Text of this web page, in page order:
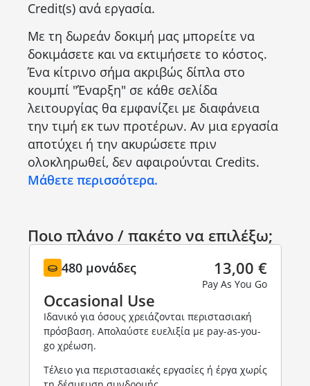
Credit(s) ανά εργασία.
Με τη δωρεάν δοκιμή μας μπορείτε να
δοκιμάσετε και να εκτιμήσετε το κόστος.
Ένα κίτρινο σήμα ακριβώς δίπλα στο
κουμπί "Έναρξη" σε κάθε σελίδα
λειτουργίας θα εμφανίζει με διαφάνεια
την τιμή εκ των προτέρων. Αν μια εργασία
αποτύχει ή την ακυρώσετε πριν
ολοκληρωθεί, δεν αφαιρούνται Credits.
Μάθετε περισσότερα.
Ποιο πλάνο / πακέτο να επιλέξω;
480 μονάδες 13,00 €
Pay As You Go
Occasional Use
Ιδανικό για όσους χρειάζονται περιστασιακή
πρόσβαση. Απολαύστε ευελιξία με pay-as-you-
go χρέωση.
Τέλειο για περιστασιακές εργασίες ή έργα χωρίς